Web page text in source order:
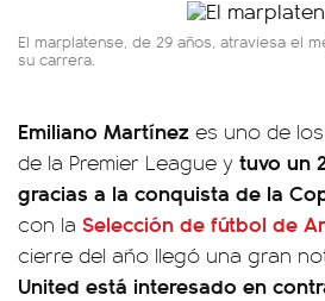
El marplatense, de 29 años, atraviesa el
su carrera.
Emiliano Martínez es uno de
de la Premier League y tuvo un
gracias a la conquista de la
con la Selección de fútbol de
cierre del año llegó una gran
United está interesado en